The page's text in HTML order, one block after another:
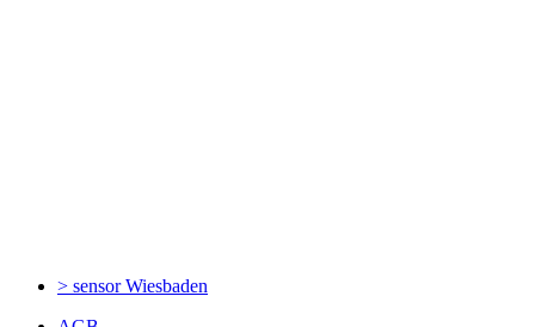
> sensorWiesbaden